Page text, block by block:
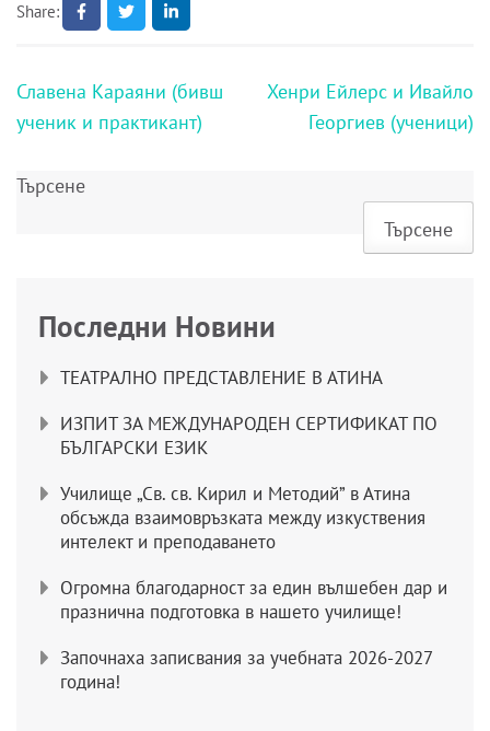
Share:
Навигация
Славена Караяни (бивш
ученик и практикант)
Хенри Ейлерс и Ивайло
Георгиев (ученици)
Търсене
Търсене
Последни Новини
ТЕАТРАЛНО ПРЕДСТАВЛЕНИЕ В АТИНА
ИЗПИТ ЗА МЕЖДУНАРОДЕН СЕРТИФИКАТ ПО
БЪЛГАРСКИ ЕЗИК
Училище „Св. св. Кирил и Методий” в Атина
обсъжда взаимовръзката между изкуствения
интелект и преподаването
Огромна благодарност за един вълшебен дар и
празнична подготовка в нашето училище!
Започнаха записвания за учебната 2026-2027
година!